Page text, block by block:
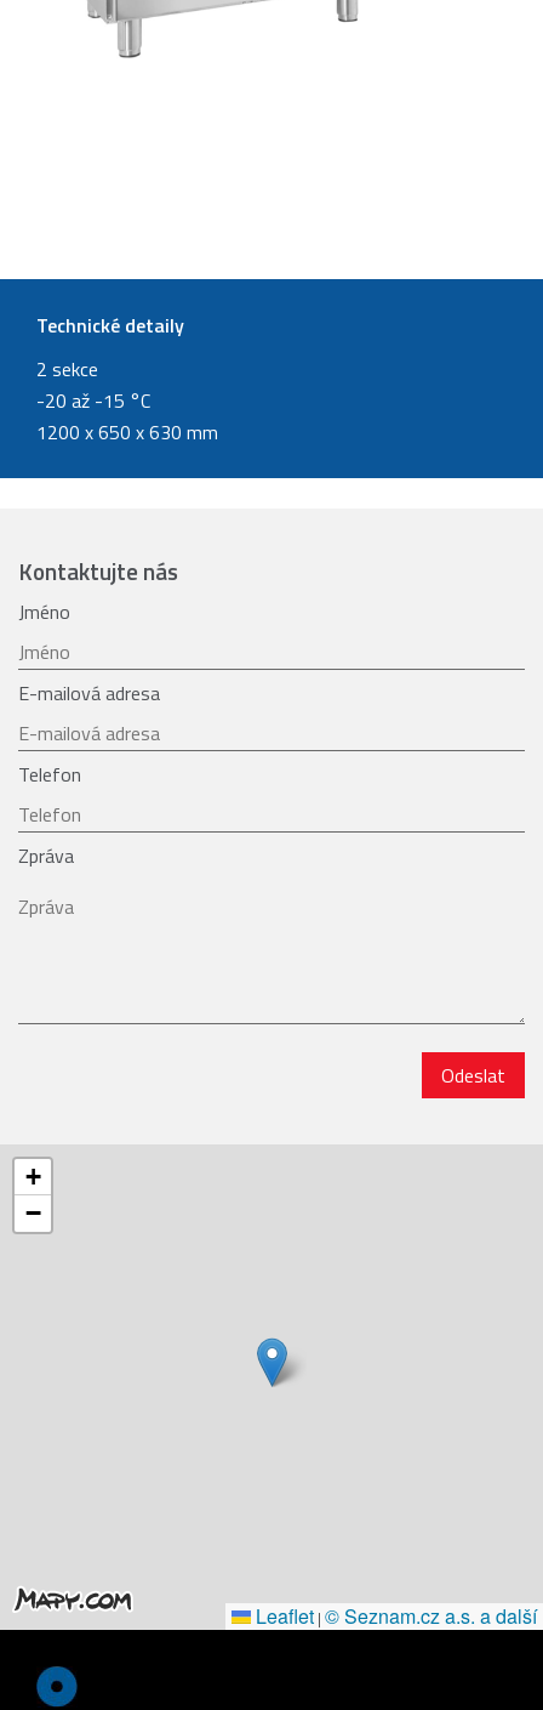
Technické detaily
2 sekce
-20 až -15 °C
1200 x 650 x 630 mm
Kontaktujte nás
Jméno
E-mailová adresa
Telefon
Zpráva
Odeslat
+
−
Leaflet | © Seznam.cz a.s. a další